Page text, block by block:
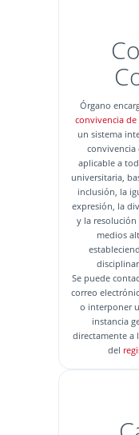
Órgano
convivencia
un sistema
aplicable a
universitaria,
inclusión, la
expresión, la
y la resolución
medios
Se puede
correo
o interponer
instancia
directamente a
del